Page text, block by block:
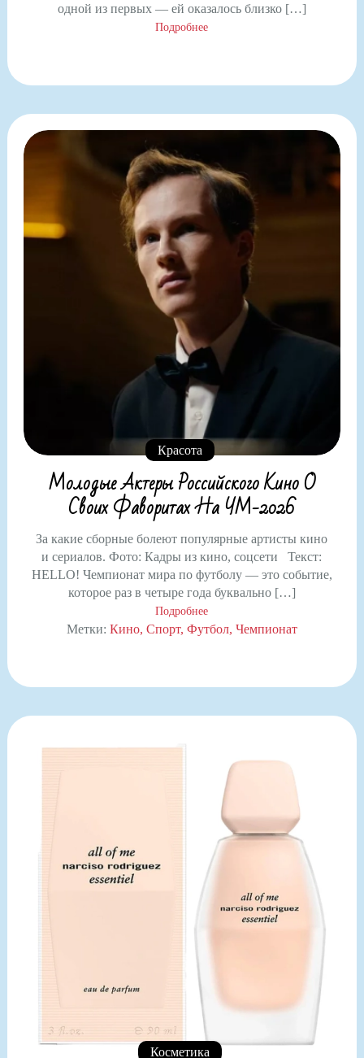
одной из первых — ей оказалось близко […]
Подробнее
Красота
Молодые Актеры Российского Кино О
Своих Фаворитах На ЧМ-2026
За какие сборные болеют популярные артисты кино
и сериалов. Фото: Кадры из кино, соцсети Текст:
HELLO! Чемпионат мира по футболу — это событие,
которое раз в четыре года буквально […]
Подробнее
Метки: Кино Спорт Футбол Чемпионат
Косметика